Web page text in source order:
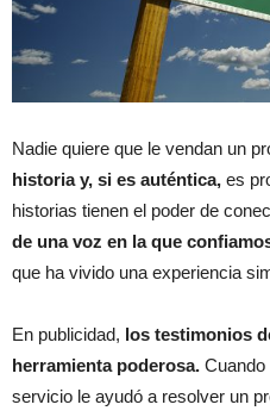
Nadie quiere que le vendan un
historia y, si es auténtica, es
historias tienen el poder de
de una voz en la que
que ha vivido una experiencia
En publicidad, los testimonios
herramienta poderosa.
servicio le ayudó a resolver un